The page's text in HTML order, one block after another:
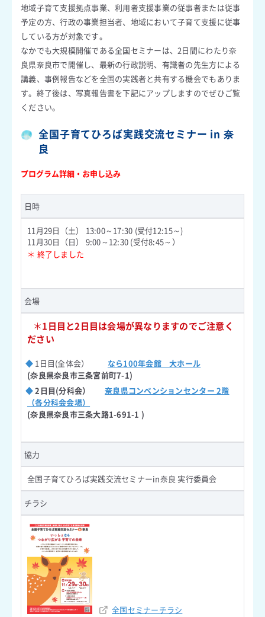
地域子育て支援拠点事業、利用者支援事業の従事者または従事
予定の方、行政の事業担当者、地域において子育て支援に従事
している方が対象です。
なかでも大規模開催である全国セミナーは、2日間にわたり奈
良県奈良市で開催し、最新の行政説明、有識者の先生方による
講義、事例報告などを全国の実践者と共有する機会でもありま
す。終了後は、写真報告書を下記にアップしますのでぜひご覧
ください。
全国子育てひろば実践交流セミナー in 奈
良
プログラム詳細・お申し込み
日時
11月29日（土） 13:00～17:30 (受付12:15～)
11月30日（日） 9:00～12:30 (受付8:45～）
＊ 終了しました
会場
＊1日目と2日目は会場が異なりますのでご注意く
ださい
◆ 1日目(全体会）
なら100年会館 大ホール
(奈良県奈良市三条宮前町7-1)
◆2日目(分科会）
奈良県コンベンションセンター 2階
（各分科会会場）
(奈良県奈良市三条大路1-691-1 )
協力
全国子育てひろば実践交流セミナーin奈良 実行委員会
チラシ
全国セミナーチラシ